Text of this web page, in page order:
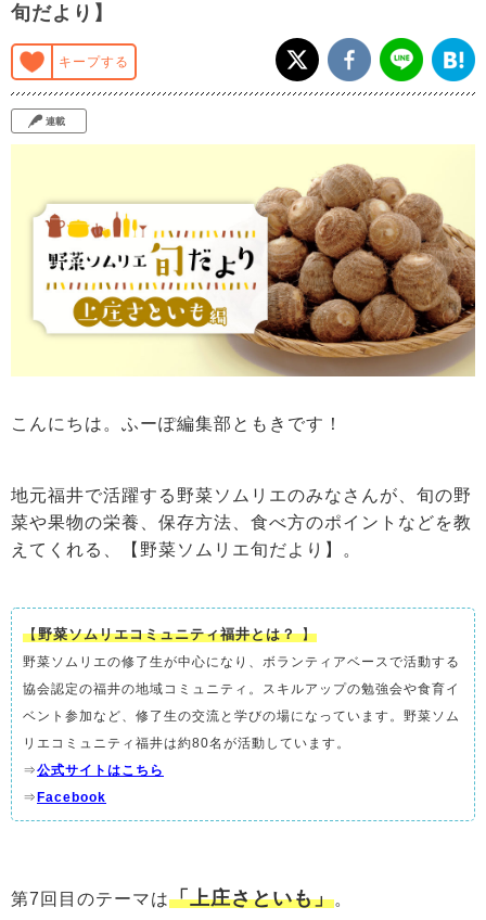
旬だより】
キープする
連載
こんにちは。ふーぽ編集部ともきです！
地元福井で活躍する野菜ソムリエのみなさんが、旬の野
菜や果物の栄養、保存方法、食べ方のポイントなどを教
えてくれる、【野菜ソムリエ旬だより】。
【野菜ソムリエコミュニティ福井とは？】
野菜ソムリエの修了生が中心になり、ボランティアベースで活動する
協会認定の福井の地域コミュニティ。スキルアップの勉強会や食育イ
ベント参加など、修了生の交流と学びの場になっています。野菜ソム
リエコミュニティ福井は約80名が活動しています。
⇒公式サイトはこちら
⇒Facebook
第7回目のテーマは「上庄さといも」。